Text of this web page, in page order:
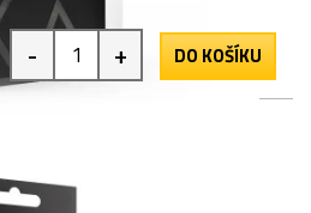
- + DO KOŠÍKU